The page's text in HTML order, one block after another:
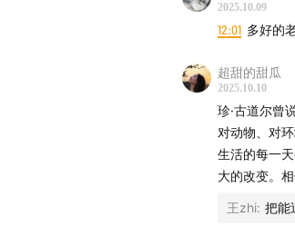
01:30:13 从科学家
01:32:28触目惊
01:37:19为实验
01:44:16我们为
珍·古道
2025.10.09
12:01 多好的
超甜的甜瓜
2025.10.10
珍·古道尔曾
对动物、对
生活的每一
大的改变。
王zhi: 把能